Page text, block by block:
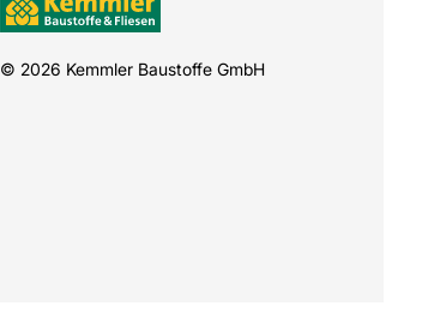
© 2026 Kemmler Baustoffe GmbH